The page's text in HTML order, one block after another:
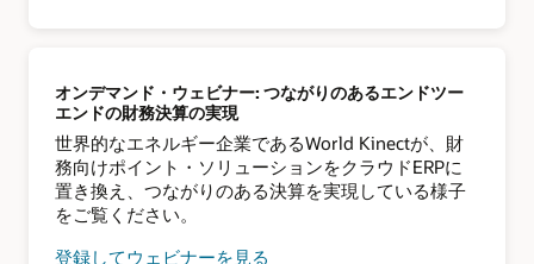
オンデマンド・ウェビナー: つながりのあるエンドツー
エンドの財務決算の実現
世界的なエネルギー企業であるWorld Kinectが、財
務向けポイント・ソリューションをクラウドERPに
置き換え、つながりのある決算を実現している様子
をご覧ください。
登録してウェビナーを見る